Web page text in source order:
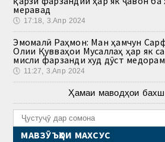
меравад
🕔 17:18, 3.Апр 2024
Эмомалӣ Раҳмон: Ман ҳамчун
Олии Қувваҳои Мусаллаҳ ҳар як
мисли фарзанди худ дӯст медорам
🕔 11:27, 3.Апр 2024
Ҳамаи маводҳои бахш
МАВЗӮЪҲОИ МАХСУС